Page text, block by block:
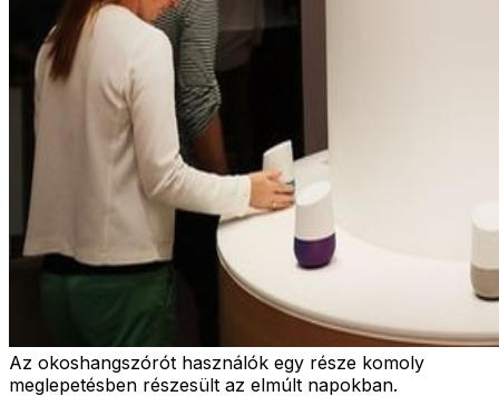
Az okoshangszórót használók egy része komoly
meglepetésben részesült az elmúlt napokban.